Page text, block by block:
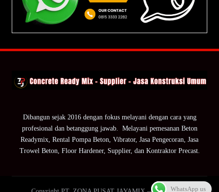
Dibangun sejak 2016 dengan fokus melayani dengan cara yang
profesional dan betanggung jawab. Melayani pemesanan Beton
Readymix, Rental Pompa Beton, Vibrator, Jasa Pengecoran, Jasa
Trowel Beton, Floor Hardener, Supplier, dan Kontraktor Precast.
WhatsApp us